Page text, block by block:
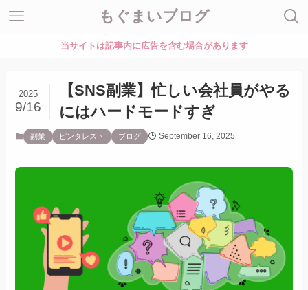
もぐまいブログ
当サイトは記事内に広告を含む場合があります
【SNS副業】忙しい会社員がやる
にはハードモードすぎ
2025
9/16
副業 ピンタレスト ブログ September 16, 2025